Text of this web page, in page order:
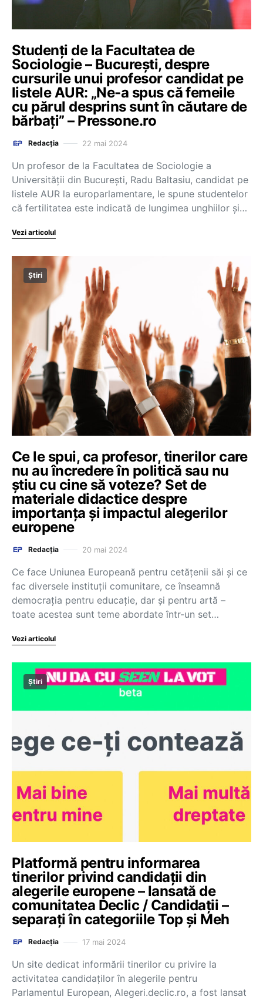
Studenți de la Facultatea de
Sociologie – București, despre
cursurile unui profesor candidat pe
listele AUR: „Ne-a spus că femeile
cu părul desprins sunt în căutare de
bărbați” – Pressone.ro
Redacția 22 mai 2024
Un profesor de la Facultatea de Sociologie a
Universității din București, Radu Baltasiu, candidat pe
listele AUR la europarlamentare, le spune studentelor
că fertilitatea este indicată de lungimea unghiilor și…
Vezi articolul
Știri
Ce le spui, ca profesor, tinerilor care
nu au încredere în politică sau nu
știu cu cine să voteze? Set de
materiale didactice despre
importanța și impactul alegerilor
europene
Redacția 20 mai 2024
Ce face Uniunea Europeană pentru cetățenii săi și ce
fac diversele instituții comunitare, ce înseamnă
democrația pentru educație, dar și pentru artă –
toate acestea sunt teme abordate într-un set…
Vezi articolul
Știri
Platformă pentru informarea
tinerilor privind candidații din
alegerile europene – lansată de
comunitatea Declic / Candidații –
separați în categoriile Top și Meh
Redacția 17 mai 2024
Un site dedicat informării tinerilor cu privire la
activitatea candidaților în alegerile pentru
Parlamentul European, Alegeri.declic.ro, a fost lansat